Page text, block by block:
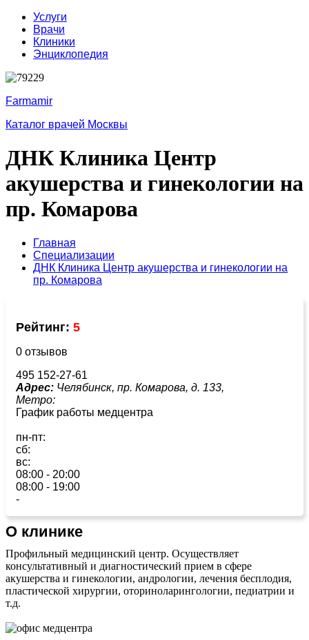
Услуги
Врачи
Клиники
Энциклопедия
Farmamir
Каталог врачей Москвы
ДНК Клиника Центр
акушерства и гинекологии на
пр. Комарова
Главная
Специализации
ДНК Клиника Центр акушерства и гинекологии на
пр. Комарова
Рейтинг: 5
0 отзывов
495 152-27-61
Адрес: Челябинск, пр. Комарова, д. 133,
Метро:
График работы медцентра
пн-пт:
сб:
вс:
08:00 - 20:00
08:00 - 19:00
-
О клинике
Профильный медицинский центр. Осуществляет
консультативный и диагностический прием в сфере
акушерства и гинекологии, андрологии, лечения бесплодия,
пластической хирургии, оториноларингологии, педиатрии и
т.д.